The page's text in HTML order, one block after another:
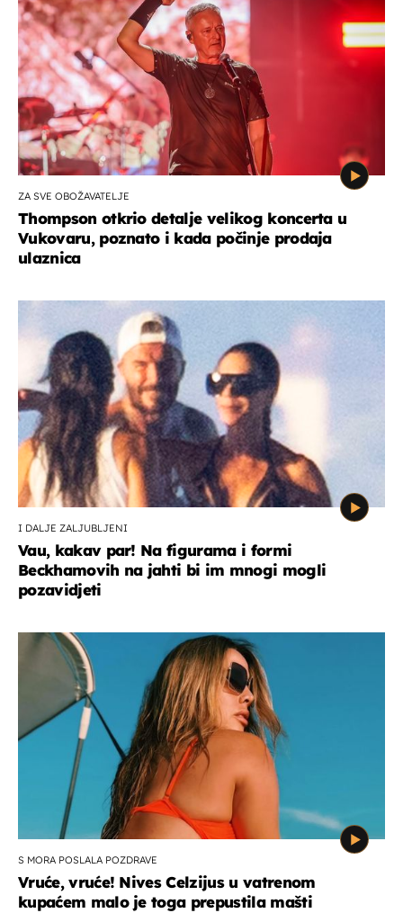
ZA SVE OBOŽAVATELJE
Thompson otkrio detalje velikog koncerta u
Vukovaru, poznato i kada počinje prodaja
ulaznica
I DALJE ZALJUBLJENI
Vau, kakav par! Na figurama i formi
Beckhamovih na jahti bi im mnogi mogli
pozavidjeti
S MORA POSLALA POZDRAVE
Vruće, vruće! Nives Celzijus u vatrenom
kupaćem malo je toga prepustila mašti